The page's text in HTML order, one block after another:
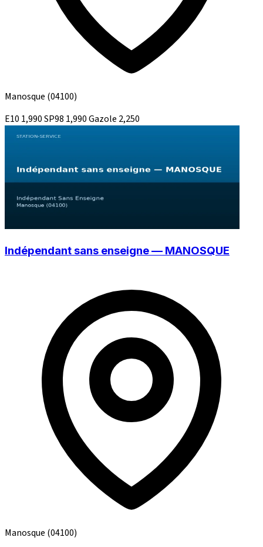
Manosque (04100)
E10 1,990SP98 1,990Gazole 2,250
Indépendant sans enseigne — MANOSQUE
Manosque (04100)